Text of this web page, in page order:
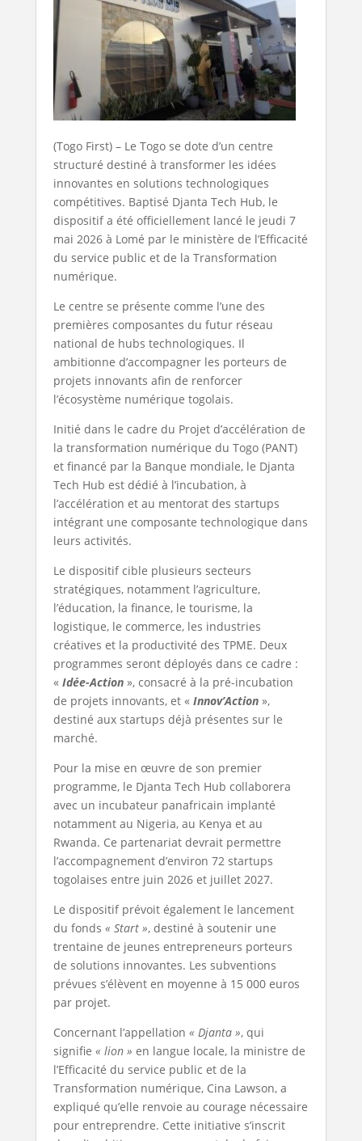
(Togo First) – Le Togo se dote d’un centre
structuré destiné à transformer les idées
innovantes en solutions technologiques
compétitives. Baptisé Djanta Tech Hub, le
dispositif a été officiellement lancé le jeudi 7
mai 2026 à Lomé par le ministère de l’Efficacité
du service public et de la Transformation
numérique.
Le centre se présente comme l’une des
premières composantes du futur réseau
national de hubs technologiques. Il
ambitionne d’accompagner les porteurs de
projets innovants afin de renforcer
l’écosystème numérique togolais.
Initié dans le cadre du Projet d’accélération de
la transformation numérique du Togo (PANT)
et financé par la Banque mondiale, le Djanta
Tech Hub est dédié à l’incubation, à
l’accélération et au mentorat des startups
intégrant une composante technologique dans
leurs activités.
Le dispositif cible plusieurs secteurs
stratégiques, notamment l’agriculture,
l’éducation, la finance, le tourisme, la
logistique, le commerce, les industries
créatives et la productivité des TPME. Deux
programmes seront déployés dans ce cadre :
« Idée-Action», consacré à la pré-incubation
de projets innovants, et « Innov’Action »,
destiné aux startups déjà présentes sur le
marché.
Pour la mise en œuvre de son premier
programme, le Djanta Tech Hub collaborera
avec un incubateur panafricain implanté
notamment au Nigeria, au Kenya et au
Rwanda. Ce partenariat devrait permettre
l’accompagnement d’environ 72 startups
togolaises entre juin 2026 et juillet 2027.
Le dispositif prévoit également le lancement
du fonds « Start », destiné à soutenir une
trentaine de jeunes entrepreneurs porteurs
de solutions innovantes. Les subventions
prévues s’élèvent en moyenne à 15 000 euros
par projet.
Concernant l’appellation « Djanta », qui
signifie « lion » en langue locale, la ministre de
l’Efficacité du service public et de la
Transformation numérique, Cina Lawson, a
expliqué qu’elle renvoie au courage nécessaire
pour entreprendre. Cette initiative s’inscrit